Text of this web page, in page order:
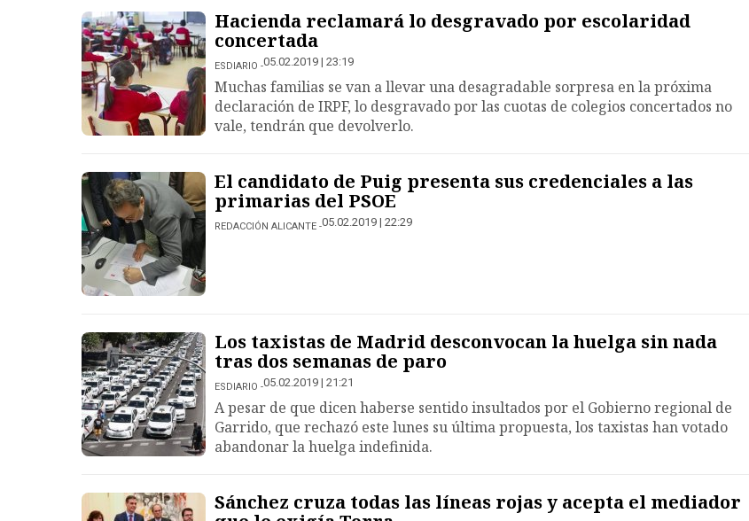
Hacienda reclamará lo desgravado por escolaridad
concertada
ESDIARIO 05.02.2019 | 23:19
Muchas familias se van a llevar una desagradable sorpresa en la próxima
declaración de IRPF, lo desgravado por las cuotas de colegios concertados no
vale, tendrán que devolverlo.
El candidato de Puig presenta sus credenciales a las
primarias del PSOE
REDACCIÓN ALICANTE 05.02.2019 | 22:29
Los taxistas de Madrid desconvocan la huelga sin nada
tras dos semanas de paro
ESDIARIO 05.02.2019 | 21:21
A pesar de que dicen haberse sentido insultados por el Gobierno regional de
Garrido, que rechazó este lunes su última propuesta, los taxistas han votado
abandonar la huelga indefinida.
Sánchez cruza todas las líneas rojas y acepta el mediador